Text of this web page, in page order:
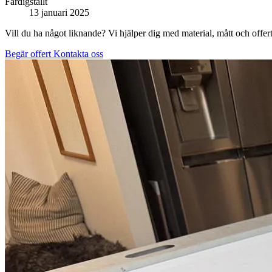
13 januari 2025
Vill du ha något liknande? Vi hjälper dig med material, mått och
Begär offert Kontakta oss